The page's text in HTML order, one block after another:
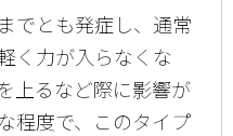
でとも発症し、通常
く力が入らなくな
上るなど際に影響が
程度で、このタイプ